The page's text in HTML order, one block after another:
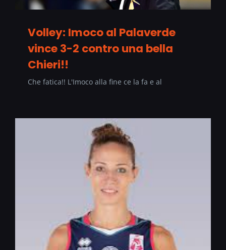
Volley: Imoco al Palaverde
vince 3-2 contro una bella
Chieri!!
Che fatica!! L'Imoco alla fine ce la fa e al